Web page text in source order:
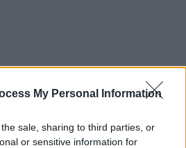
My Personal Information
sale, sharing to third parties, or
or sensitive information for